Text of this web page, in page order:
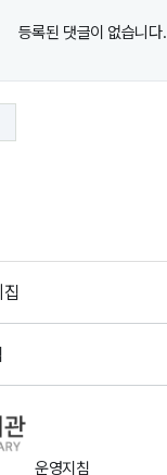
등록된 댓글이 없습니다.
운영지침